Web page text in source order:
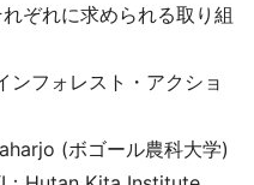
ぞれに求められる取り組
フォレスト・アクショ
(ボゴール農科大学)